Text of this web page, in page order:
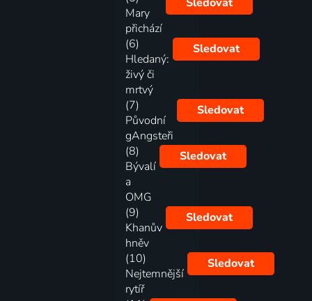
Mary
přichází
(6)
Hledaný:
živý či
mrtvý
Sledovat
(7)
Původní
gAngsteři
Sledovat
(8)
Bývalí
a
OMG
Sledovat
(9)
Khanův
hněv
Sledovat
(10)
Nejtemnější
rytíř
Sledovat